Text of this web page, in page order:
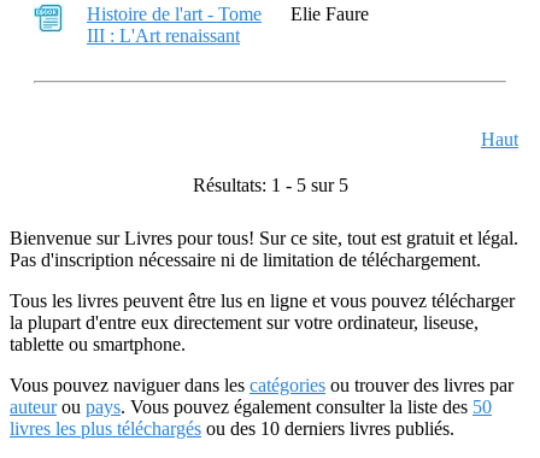
Histoire de l'art - Tome
III : L'Art renaissant
Elie Faure
Haut
Résultats: 1 - 5 sur 5
Bienvenue sur Livres pour tous! Sur ce site, tout est gratuit et légal.
Pas d'inscription nécessaire ni de limitation de téléchargement.
Tous les livres peuvent être lus en ligne et vous pouvez télécharger
la plupart d'entre eux directement sur votre ordinateur, liseuse,
tablette ou smartphone.
Vous pouvez naviguer dans les catégories ou trouver des livres par
auteurou pays. Vous pouvez également consulter la liste des 50
livres les plus téléchargés ou des 10 derniers livres publiés.